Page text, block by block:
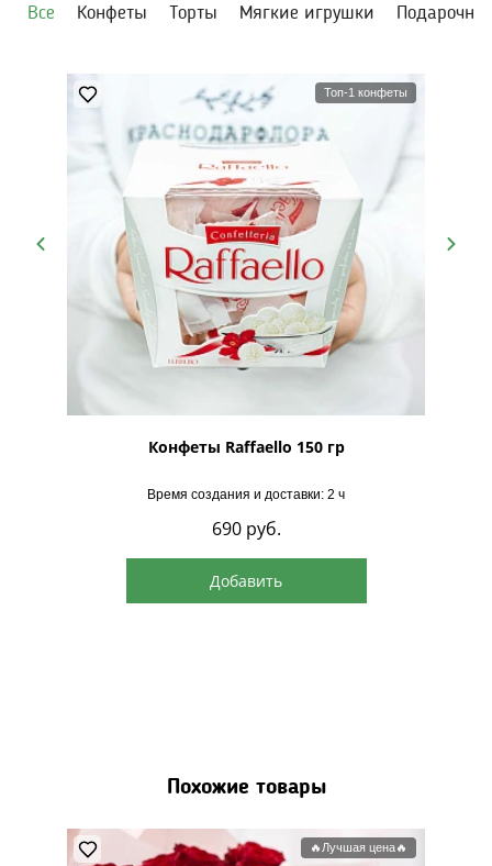
Все Конфеты Торты Мягкие игрушки
Топ-1 конфеты
Конфеты Raffaello 150 гр
Время создания и доставки: 2 ч
690 руб.
Добавить
Похожие товары
🔥Лучшая цена🔥